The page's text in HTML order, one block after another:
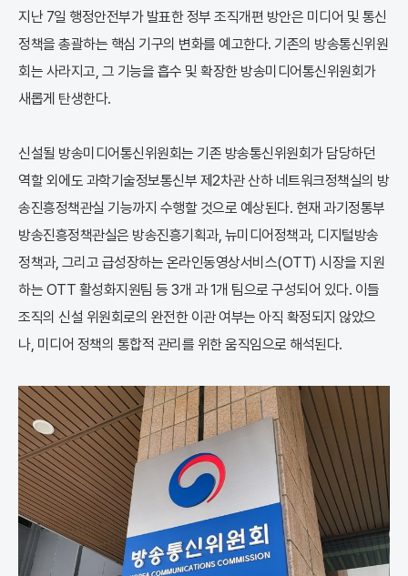
지난 7일 행정안전부가 발표한 정부 조직개편 방안은 미디어 및 통신
정책을 총괄하는 핵심 기구의 변화를 예고한다. 기존의 방송통신위원
회는 사라지고, 그 기능을 흡수 및 확장한 방송미디어통신위원회가
새롭게 탄생한다.
신설될 방송미디어통신위원회는 기존 방송통신위원회가 담당하던
역할 외에도 과학기술정보통신부 제2차관 산하 네트워크정책실의 방
송진흥정책관실 기능까지 수행할 것으로 예상된다. 현재 과기정통부
방송진흥정책관실은 방송진흥기획과, 뉴미디어정책과, 디지털방송
정책과, 그리고 급성장하는 온라인동영상서비스(OTT) 시장을 지원
하는 OTT 활성화지원팀 등 3개 과 1개 팀으로 구성되어 있다. 이들
조직의 신설 위원회로의 완전한 이관 여부는 아직 확정되지 않았으
나, 미디어 정책의 통합적 관리를 위한 움직임으로 해석된다.